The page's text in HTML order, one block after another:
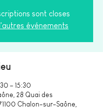
sont closes
événements
– 15:30
28 Quai des
Chalon-sur-Saône,